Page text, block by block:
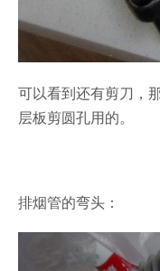
可以看到还有剪刀，
层板剪圆孔用的。
排烟管的弯头：